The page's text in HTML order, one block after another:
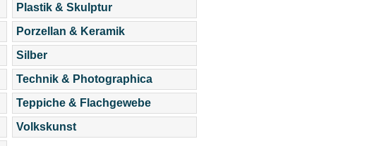
Plastik & Skulptur
Porzellan & Keramik
Silber
Technik & Photographica
Teppiche & Flachgewebe
Volkskunst